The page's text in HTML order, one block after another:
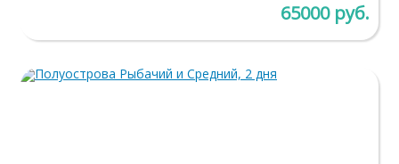
65000 руб.